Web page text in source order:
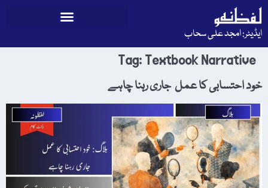
ایڈیٹر: امجد علی سحاب
Tag:Textbook Narrative
خود احتسابی کا عمل جاری رہنا چاہے